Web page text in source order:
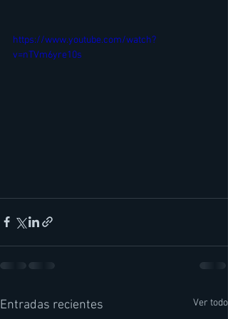
https://www.youtube.com/watch?
v=nTVm6yre10s
Entradas recientes Ver todo